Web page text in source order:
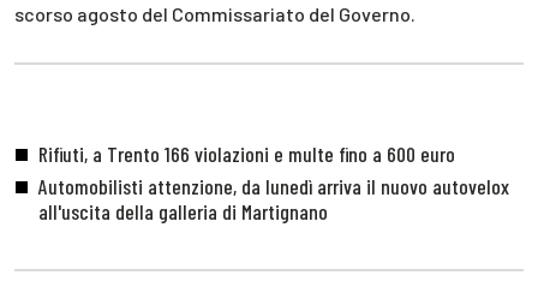
scorso agosto del Commissariato del Governo.
Rifiuti, a Trento 166 violazioni e multe fino a 600 euro
Automobilisti attenzione, da lunedì arriva il nuovo autovelox
all'uscita della galleria di Martignano